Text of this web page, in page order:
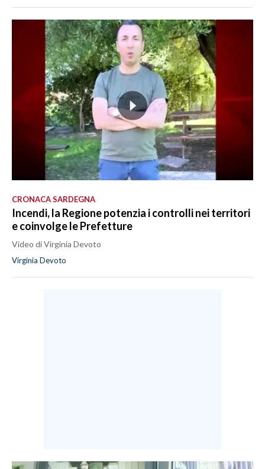
CRONACA SARDEGNA
Incendi, la Regione potenzia i controlli nei territori
e coinvolge le Prefetture
Video di Virginia Devoto
Virginia Devoto